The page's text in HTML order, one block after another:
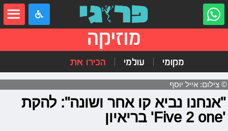
מוזיקה
מקומי עולמי הכירו את
© צילום: אייל יוסף
"אנחנו נביא קו אחר ושונה": להקת
'Five 2 one' בריאיון